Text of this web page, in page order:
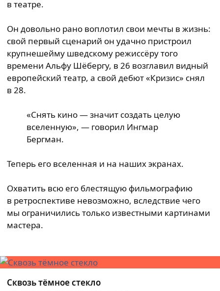
в театре.
Он довольно рано воплотил свои мечты в жизнь:
свой первый сценарий он удачно пристроил
крупнешейму шведскому режиссёру того
времени Альфу Шёбергу, в 26 возглавил видный
европейский театр, а свой дебют «Кризис» снял
в 28.
«Снять кино — значит создать целую
вселенную», — говорил Ингмар
Бергман.
Теперь его вселенная и на наших экранах.
Охватить всю его блестящую фильмографию
в ретроспективе невозможно, вследствие чего
мы ограничились только известными картинами
мастера.
Сквозь тёмное стекло